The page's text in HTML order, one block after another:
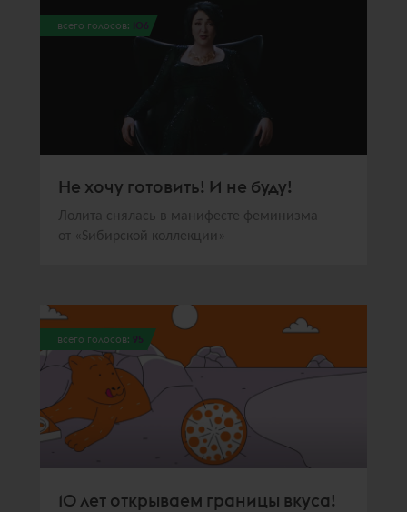
всего голосов: 106
Не хочу готовить! И не буду!
Лолита снялась в манифесте феминизма
от «Sибирской коллекции»
всего голосов: 95
10 лет открываем границы вкуса!